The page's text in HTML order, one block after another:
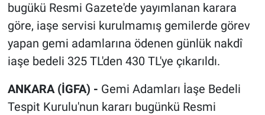
bugükü Resmi Gazete'de yayımlanan karara
göre, iaşe servisi kurulmamış gemilerde görev
yapan gemi adamlarına ödenen günlük nakdî
iaşe bedeli 325 TL'den 430 TL'ye çıkarıldı.
ANKARA (İGFA) - Gemi Adamları İaşe Bedeli
Tespit Kurulu'nun kararı bugünkü Resmi